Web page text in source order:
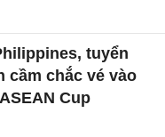
tuyển
cầm chắc vé vào
Cup